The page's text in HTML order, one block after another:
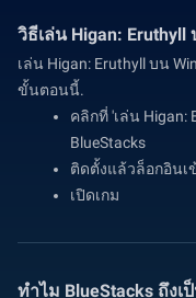
วิธีเล่น Higan: Eruthyll
เล่น Higan: Eruthyll บน
ขั้นตอนนี้.
คลิกที่ 'เล่น Higan:
BlueStacks
ติดตั้งแล้วล็อกอินเ
เปิดเกม
ทำไม BlueStacks ถึง